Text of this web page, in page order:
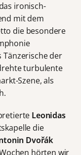
ironisch-
mit dem
die besondere
der
turbulente
Szene, als
Leonidas
die
Dvořák
hörten wir